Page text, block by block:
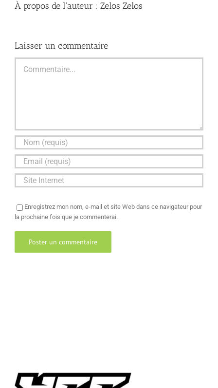
À propos de l'auteur : Zelos Zelos
Laisser un commentaire
Enregistrez mon nom, e-mail et site Web dans ce navigateur pour
la prochaine fois que je commenterai.